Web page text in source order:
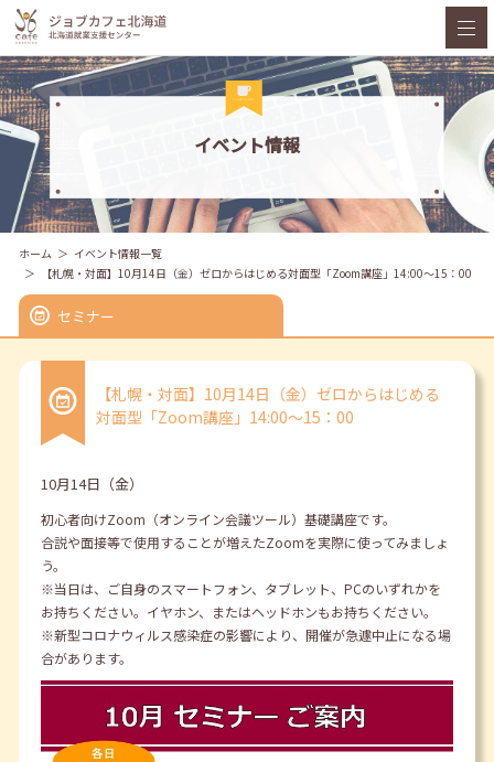
イベント情報
ホーム
イベント情報一覧
【札幌・対面】10月14日（金）ゼロからはじめる対面型「Zoom講座」14:00～15：00
セミナー
【札幌・対面】10月14日（金）ゼロからはじめる
対面型「Zoom講座」14:00～15：00
10月14日（金）
初心者向けZoom（オンライン会議ツール）基礎講座です。
合説や面接等で使用することが増えたZoomを実際に使ってみましょ
う。
※当日は、ご自身のスマートフォン、タブレット、PCのいずれかを
お持ちください。イヤホン、またはヘッドホンもお持ちください。
※新型コロナウィルス感染症の影響により、開催が急遽中止になる場
合があります。